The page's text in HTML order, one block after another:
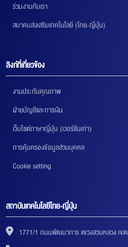
ร่วมงานกับเรา
สมาคมส่งเสริมเทคโนโลยี (ไทย-ญี่ปุ่น)
ลิงก์ที่เกี่ยวข้อง
งานประกันคุณภาพ
ฝ่ายบัญชีและการเงิน
เว็บไซต์ภาษาญี่ปุ่น (เวอร์ชันเก่า)
การคุ้มครองข้อมูลส่วนบุคคล
Cookie setting
สถาบันเทคโนโลยีไทย-ญี่ปุ่น
1771/1 ถนนพัฒนาการ แขวงสวนหลวง เข